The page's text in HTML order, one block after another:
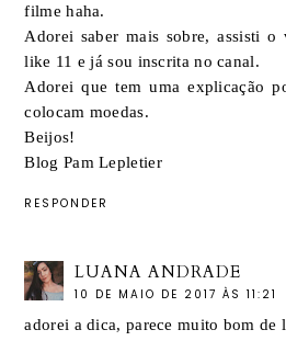
filme haha.
Adorei saber mais sobre, assisti
like 11 e já sou inscrita no canal.
Adorei que tem uma explicação
colocam moedas.
Beijos!
Blog Pam Lepletier
RESPONDER
LUANA ANDRADE
10 DE MAIO DE 2017 ÀS 11:21
adorei a dica, parece muito bom de